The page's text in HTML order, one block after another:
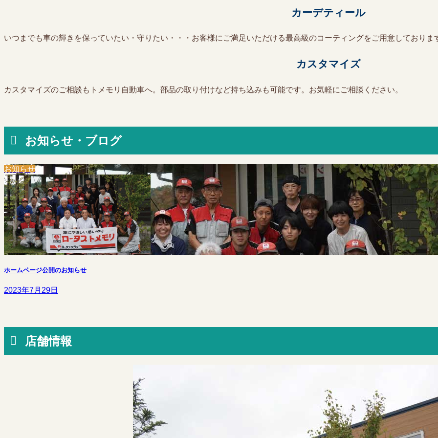
カーデティール
いつまでも車の輝きを保っていたい・守りたい・・・お客様にご満足いただける最高級のコーティングをご用意しておりま
カスタマイズ
カスタマイズのご相談もトメモリ自動車へ。部品の取り付けなど持ち込みも可能です。お気軽にご相談ください。
お知らせ・ブログ
お知らせ
ホームページ公開のお知らせ
2023年7月29日
店舗情報